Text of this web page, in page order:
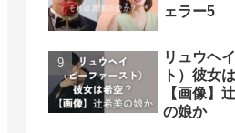
ェラー5
リュウヘ
ト）彼女
【画像】
の娘か